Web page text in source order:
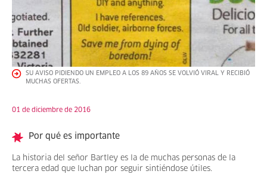
SU AVISO PIDIENDO UN EMPLEO A LOS 89 AÑOS SE VOLVIÓ VIRAL Y RECIBIÓ
MUCHAS OFERTAS.
01 de diciembre de 2016
Por qué es importante
La historia del señor Bartley es la de muchas personas de la
tercera edad que luchan por seguir sintiéndose útiles.